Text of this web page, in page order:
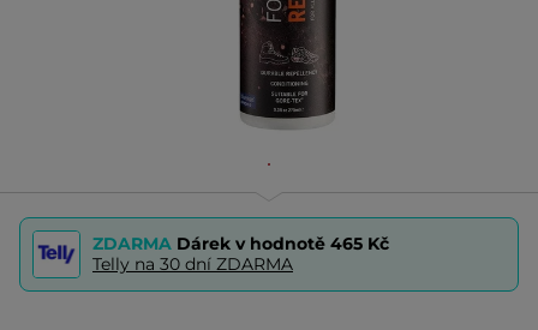
ZDARMA Dárek v hodnotě 465 Kč
Telly na 30 dní ZDARMA